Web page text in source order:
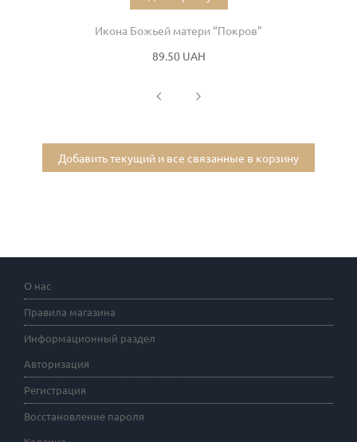
Икона Божьей матери “Покров”
89.50 UAH
Добавить текущий и все связанные в корзину
О нас
Правила магазина
Информационный раздел
Авторизация
Регистрация
Восстановление пароля